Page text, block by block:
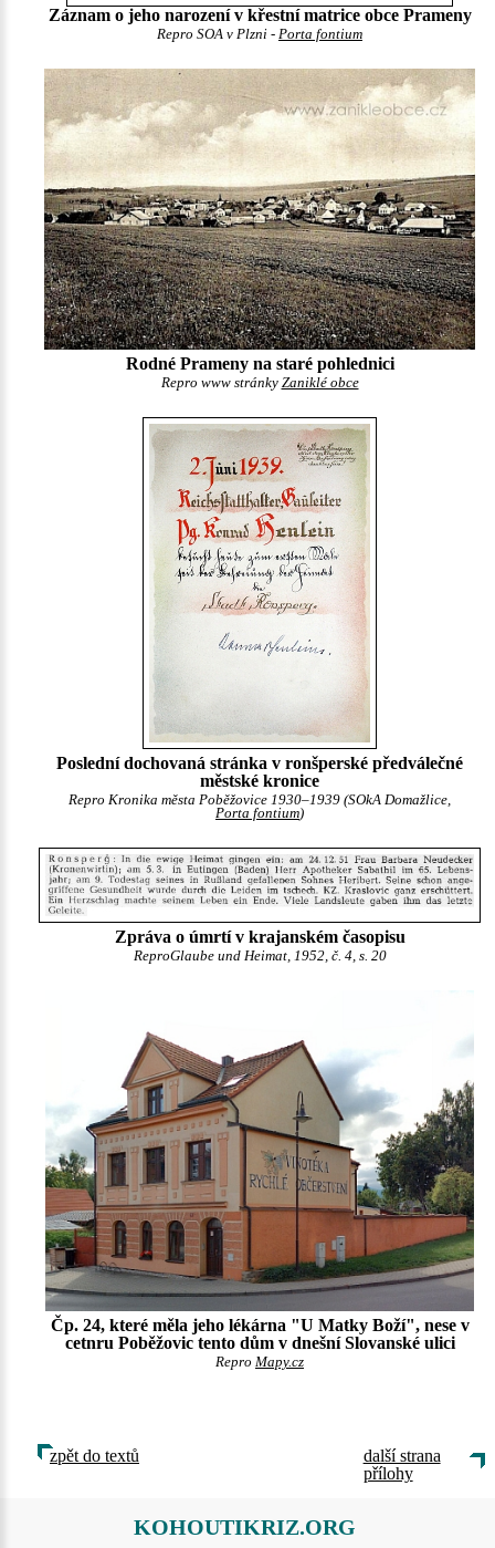
Záznam o jeho narození v křestní matrice obce Prameny
Repro SOA v Plzni - Porta fontium
Rodné Prameny na staré pohlednici
Repro www stránky Zaniklé obce
Poslední dochovaná stránka v ronšperské předválečné
městské kronice
Repro Kronika města Poběžovice 1930–1939 (SOkA Domažlice,
Porta fontium)
Zpráva o úmrtí v krajanském časopisu
ReproGlaube und Heimat, 1952, č. 4, s. 20
Čp. 24, které měla jeho lékárna "U Matky Boží", nese v
cetnru Poběžovic tento dům v dnešní Slovanské ulici
Repro Mapy.cz
zpět do textů
další strana
přílohy
KOHOUTIKRIZ.ORG